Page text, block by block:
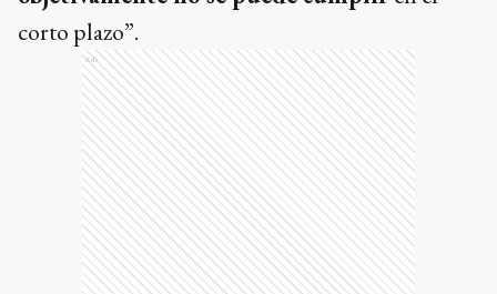
corto plazo”.
Ads